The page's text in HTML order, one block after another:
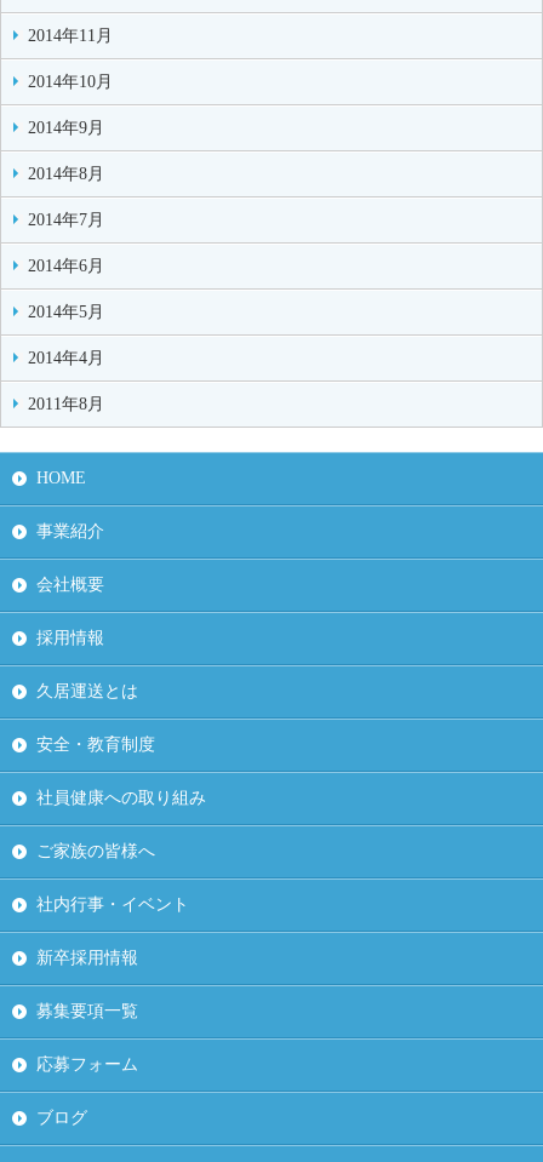
2014年11月
2014年10月
2014年9月
2014年8月
2014年7月
2014年6月
2014年5月
2014年4月
2011年8月
HOME
事業紹介
会社概要
採用情報
久居運送とは
安全・教育制度
社員健康への取り組み
ご家族の皆様へ
社内行事・イベント
新卒採用情報
募集要項一覧
応募フォーム
ブログ